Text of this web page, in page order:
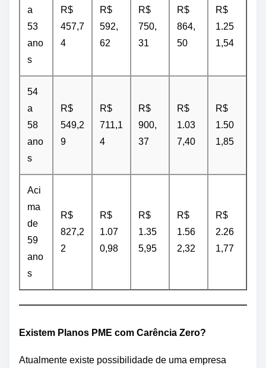
a
53
ano
s
R$
457,7
4
R$
592,
62
R$
750,
31
R$
864,
50
R$
1.25
1,54
54
a
58
ano
s
R$
549,2
9
R$
711,1
4
R$
900,
37
R$
1.03
7,40
R$
1.50
1,85
Aci
ma
de
59
ano
s
R$
827,2
2
R$
1.07
0,98
R$
1.35
5,95
R$
1.56
2,32
R$
2.26
1,77
Existem Planos PME com Carência Zero?
Atualmente existe possibilidade de uma empresa